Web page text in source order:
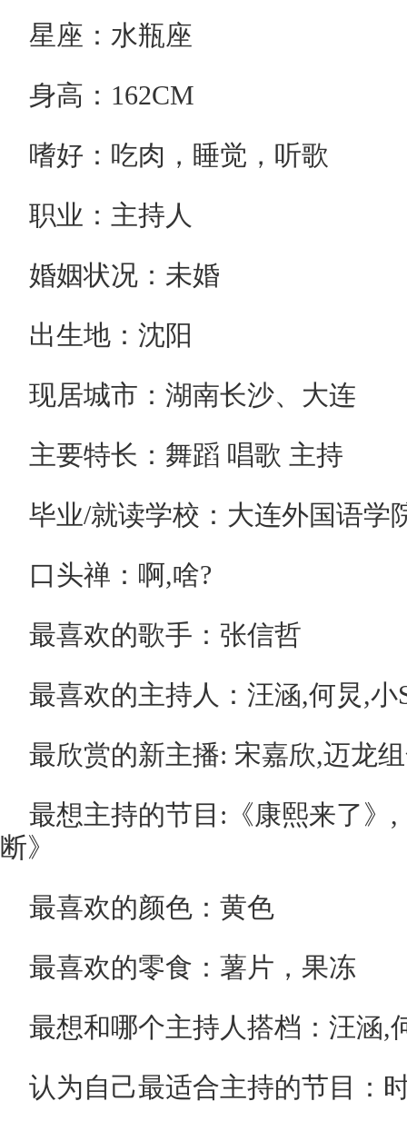
星座：水瓶座
身高：162CM
嗜好：吃肉，睡觉，听歌
职业：主持人
婚姻状况：未婚
出生地：沈阳
现居城市：湖南长沙、大连
主要特长：舞蹈 唱歌 主持
毕业/就读学校：大连外国语学
口头禅：啊,啥?
最喜欢的歌手：张信哲
最喜欢的主持人：汪涵,何炅,小
最欣赏的新主播: 宋嘉欣,迈龙
最想主持的节目:《康熙来了》
断》
最喜欢的颜色：黄色
最喜欢的零食：薯片，果冻
最想和哪个主持人搭档：汪涵,
认为自己最适合主持的节目：